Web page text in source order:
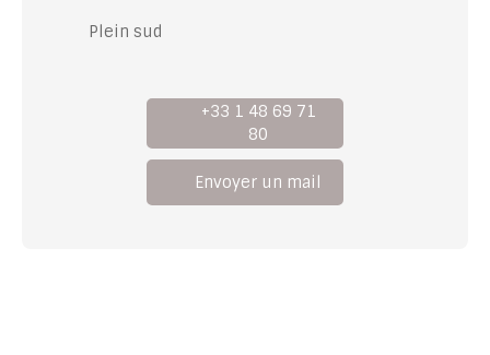
Plein sud
+33 1 48 69 71
80
Envoyer un mail